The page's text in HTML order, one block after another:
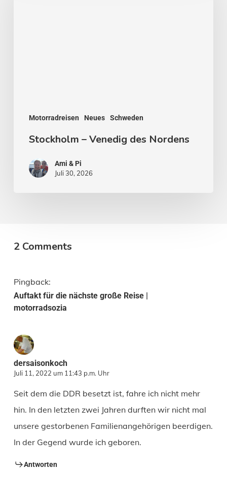
Motorradreisen Neues Schweden
Stockholm – Venedig des Nordens
Ami & Pi
Juli 30, 2026
2 Comments
Pingback:
Auftakt für die nächste große Reise |
motorradsozia
dersaisonkoch
Juli 11, 2022 um 11:43 p.m. Uhr
Seit dem die DDR besetzt ist, fahre ich nicht mehr
hin. In den letzten zwei Jahren durften wir nicht mal
unsere gestorbenen Familienangehörigen beerdigen.
In der Gegend wurde ich geboren.
Antworten